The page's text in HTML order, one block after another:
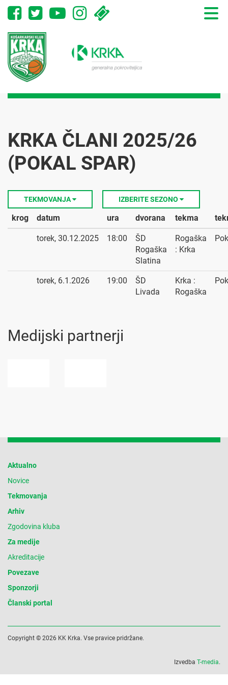
Toggle
KRKA ČLANI 2025/26
(POKAL SPAR)
TEKMOVANJA IZBERITE SEZONO
krog datum ura dvorana tekma
torek, 30.12.2025 18:00
ŠD
Rogaška
Slatina
Rogaška
: Krka
torek, 6.1.2026 19:00
ŠD
Livada
Krka :
Rogaška
Medijski partnerji
Aktualno
Novice
Tekmovanja
Arhiv
Zgodovina kluba
Za medije
Akreditacije
Povezave
Sponzorji
Članski portal
Copyright © 2026 KK Krka. Vse pravice pridržane.
Izvedba T-media.